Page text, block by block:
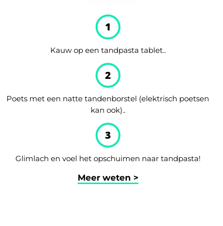
1
Kauw op een tandpasta tablet..
2
Poets met een natte tandenborstel (elektrisch poetsen
kan ook)..
3
Glimlach en voel het opschuimen naar tandpasta!
Meer weten >